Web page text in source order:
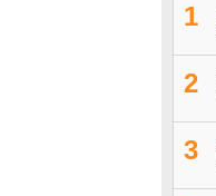
1
2
3